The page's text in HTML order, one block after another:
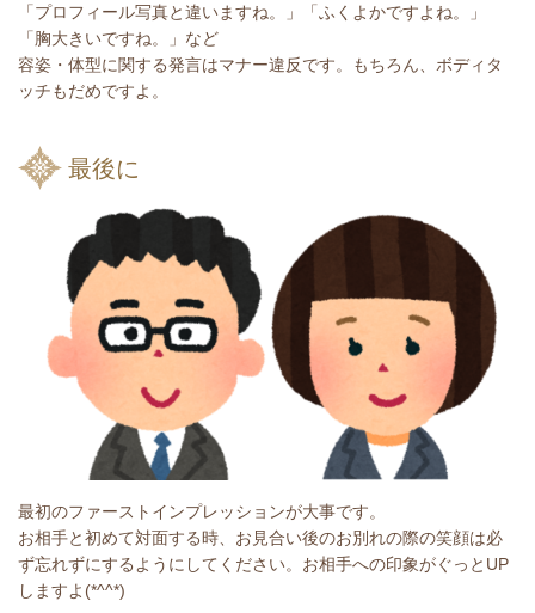
「プロフィール写真と違いますね。」「ふくよかですよね。」
「胸大きいですね。」など
容姿・体型に関する発言はマナー違反です。もちろん、ボディタ
ッチもだめですよ。
最後に
最初のファーストインプレッションが大事です。
お相手と初めて対面する時、お見合い後のお別れの際の笑顔は必
ず忘れずにするようにしてください。お相手への印象がぐっとUP
しますよ(*^^*)